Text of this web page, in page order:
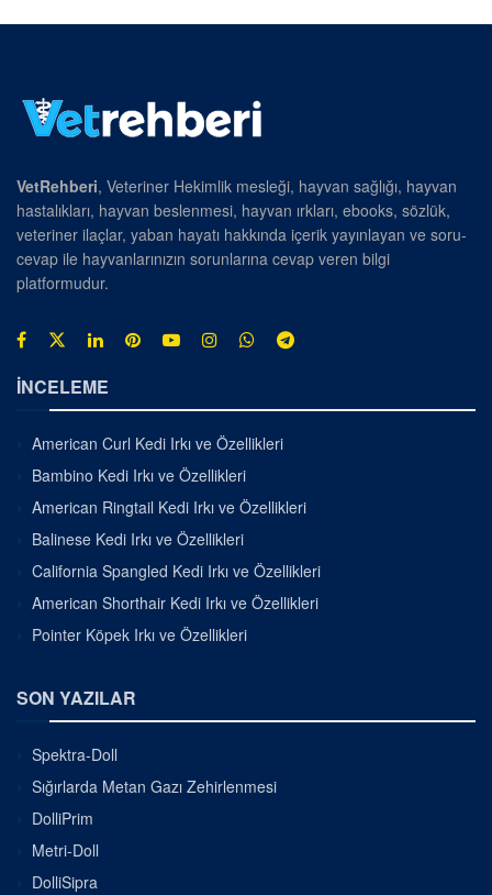
VetRehberi, Veteriner Hekimlik mesleği, hayvan sağlığı, hayvan
hastalıkları, hayvan beslenmesi, hayvan ırkları, ebooks, sözlük,
veteriner ilaçlar, yaban hayatı hakkında içerik yayınlayan ve soru-
cevap ile hayvanlarınızın sorunlarına cevap veren bilgi
platformudur.
İNCELEME
American Curl Kedi Irkı ve Özellikleri
Bambino Kedi Irkı ve Özellikleri
American Ringtail Kedi Irkı ve Özellikleri
Balinese Kedi Irkı ve Özellikleri
California Spangled Kedi Irkı ve Özellikleri
American Shorthair Kedi Irkı ve Özellikleri
Pointer Köpek Irkı ve Özellikleri
SON YAZILAR
Spektra-Doll
Sığırlarda Metan Gazı Zehirlenmesi
DolliPrim
Metri-Doll
DolliSipra